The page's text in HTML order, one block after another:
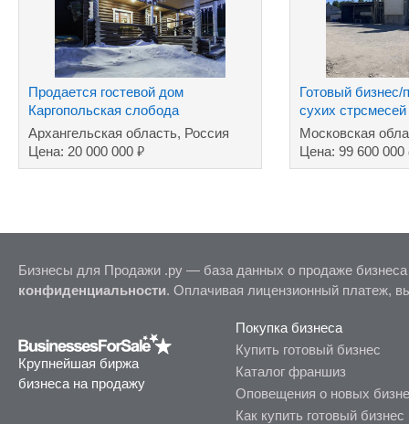
Продается гостевой дом
Каргопольская слобода
Архангельская область, Россия
Цена: 20 000 000 ₽
Готовый бизнес/
сухих
торговой маркой
Московская
Цена: 99 600 000
Бизнесы для Продажи .ру — база данных о продаже
конфиденциальности. Оплачивая лицензионный платеж,
Крупнейшая биржа
бизнеса на продажу
Покупка бизнеса
Купить готовый бизнес
Каталог франшиз
Оповещения о новых
Как купить готовый бизнес